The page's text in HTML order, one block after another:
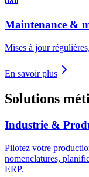
Maintenance &
Mises à jour
En savoir plus
Solutions
Industrie &
Pilotez votre
nomenclatures,
ERP.